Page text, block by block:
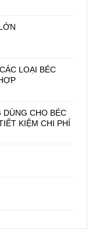
LOẠI BÉC
CHO BÉC
KIỆM CHI PHÍ